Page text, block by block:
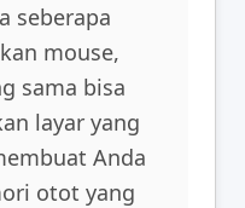
seberapa
mouse,
sama bisa
layar yang
Anda
otot yang